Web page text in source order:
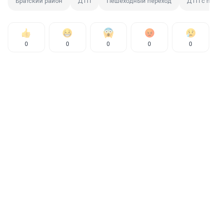
0 0 0 0 0